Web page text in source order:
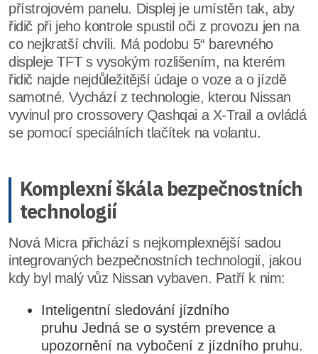
přístrojovém panelu. Displej je umístěn tak, aby
řidič při jeho kontrole spustil oči z provozu jen na
co nejkratší chvíli. Má podobu 5“ barevného
displeje TFT s vysokým rozlišením, na kterém
řidič najde nejdůležitější údaje o voze a o jízdě
samotné. Vychází z technologie, kterou Nissan
vyvinul pro crossovery Qashqai a X-Trail a ovládá
se pomocí speciálních tlačítek na volantu.
Komplexní škála bezpečnostních
technologií
Nová Micra přichází s nejkomplexnější sadou
integrovaných bezpečnostních technologií, jakou
kdy byl malý vůz Nissan vybaven. Patří k nim:
Inteligentní sledování jízdního
pruhu Jedná se o systém prevence a
upozornění na vybočení z jízdního pruhu.